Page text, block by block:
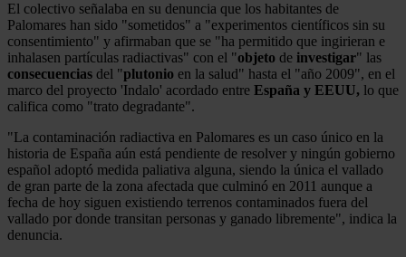
El colectivo señalaba en su denuncia que los habitantes de
Palomares han sido "sometidos" a "experimentos científicos sin su
consentimiento" y afirmaban que se "ha permitido que ingirieran e
inhalasen partículas radiactivas" con el "objeto de investigar" las
consecuencias del "plutonio en la salud" hasta el "año 2009", en el
marco del proyecto 'Indalo' acordado entre España y EEUU, lo que
califica como "trato degradante".
"La contaminación radiactiva en Palomares es un caso único en la
historia de España aún está pendiente de resolver y ningún gobierno
español adoptó medida paliativa alguna, siendo la única el vallado
de gran parte de la zona afectada que culminó en 2011 aunque a
fecha de hoy siguen existiendo terrenos contaminados fuera del
vallado por donde transitan personas y ganado libremente", indica la
denuncia.